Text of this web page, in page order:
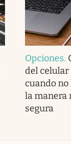
Opciones.
del
cuando
la manera
segura